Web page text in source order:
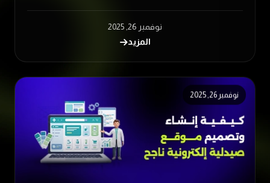
نوفمبر 26, 2025
المزيد
نوفمبر 26, 2025